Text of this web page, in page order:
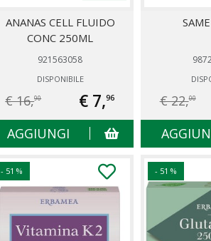
ANANAS CELL FLUIDO
CONC 250ML
921563058
DISPONIBILE
€ 16,90 € 7,96
AGGIUNGI
€ 22,00
- 51 % - 51 %